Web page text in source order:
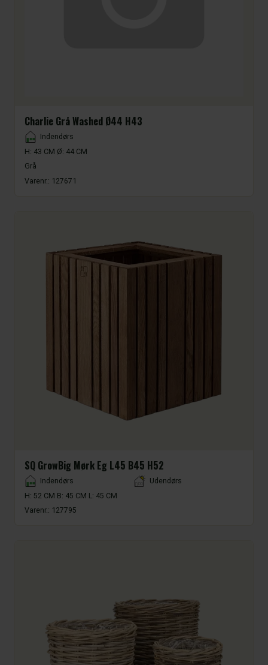
Charlie Grå Washed Ø44 H43
Placement
Indendørs
H: 43 CM Ø: 44 CM
Grå
Varenr.: 127671
SQ GrowBig Mørk Eg L45 B45 H52
Placement
Indendørs
Udendørs
H: 52 CM B: 45 CM L: 45 CM
Varenr.: 127795